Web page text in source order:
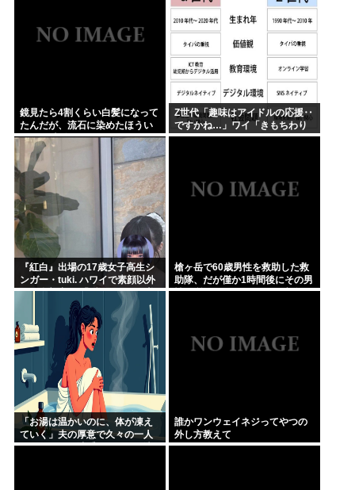
鏡見たら4割くらい白髪になって
たんだが、流石に染めたほうい
いの ？半分おじいちゃんでドン
引きしたわ
Z世代「趣味はアイドルの応援‥
ですかね…」ワイ「きもちわり
ーwww」
『紅白』出場の17歳女子高生シ
ンガー・tuki. ハワイで素顔以外
ほぼ全部出し 「隠しきれない美
貌」とSNSざわつく
槍ヶ岳で60歳男性を救助した救
助隊、だが僅か1時間後にその男
性が所属していたPTから連絡が
「お湯は温かいのに、体が凍え
ていく」夫の厚意で久々の一人
風呂、ハッカ油系オイルを原液
誰かワンウェイネジってやつの
外し方教えて